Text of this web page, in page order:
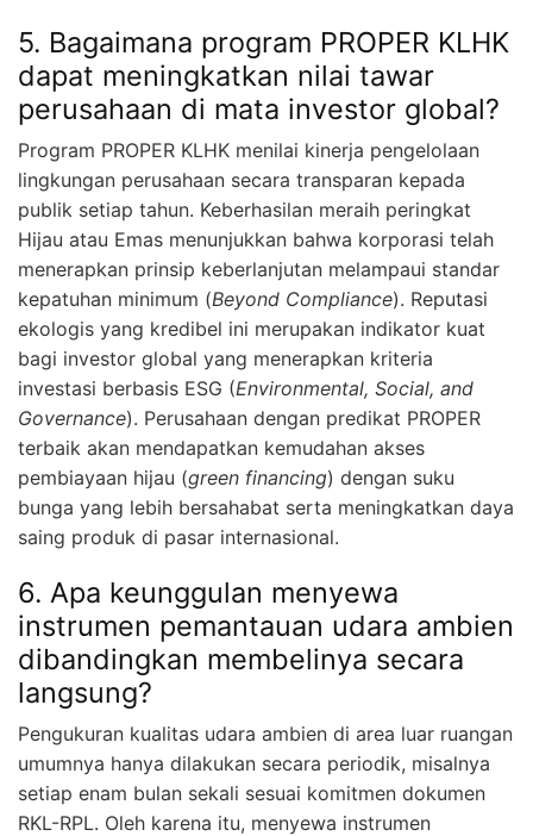
5. Bagaimana program PROPER KLHK
dapat meningkatkan nilai tawar
perusahaan di mata investor global?
Program PROPER KLHK menilai kinerja pengelolaan
lingkungan perusahaan secara transparan kepada
publik setiap tahun. Keberhasilan meraih peringkat
Hijau atau Emas menunjukkan bahwa korporasi telah
menerapkan prinsip keberlanjutan melampaui standar
kepatuhan minimum (Beyond Compliance). Reputasi
ekologis yang kredibel ini merupakan indikator kuat
bagi investor global yang menerapkan kriteria
investasi berbasis ESG (Environmental, Social, and
Governance). Perusahaan dengan predikat PROPER
terbaik akan mendapatkan kemudahan akses
pembiayaan hijau (green financing) dengan suku
bunga yang lebih bersahabat serta meningkatkan daya
saing produk di pasar internasional.
6. Apa keunggulan menyewa
instrumen pemantauan udara ambien
dibandingkan membelinya secara
langsung?
Pengukuran kualitas udara ambien di area luar ruangan
umumnya hanya dilakukan secara periodik, misalnya
setiap enam bulan sekali sesuai komitmen dokumen
RKL-RPL. Oleh karena itu, menyewa instrumen